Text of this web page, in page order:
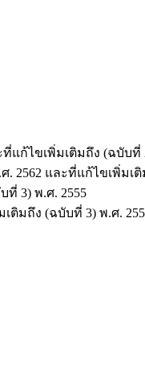
แก้ไขเพิ่มเติมถึง (ฉบับที่
2562 และที่แก้ไขเพิ่มเ
ที่ 3) พ.ศ. 2555
ติมถึง (ฉบับที่ 3) พ.ศ.